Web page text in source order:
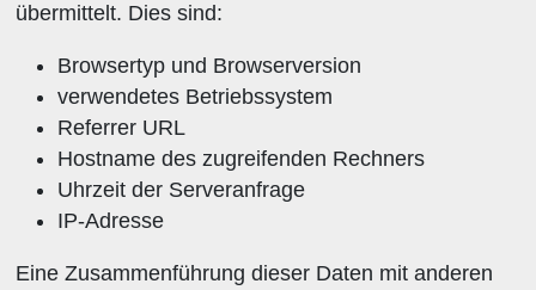
übermittelt. Dies sind:
Browsertyp und Browserversion
verwendetes Betriebssystem
Referrer URL
Hostname des zugreifenden Rechners
Uhrzeit der Serveranfrage
IP-Adresse
Eine Zusammenführung dieser Daten mit anderen